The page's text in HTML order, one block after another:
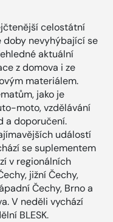
celostátní
doby nevyhýbající se
aktuální
z domova i ze
materiálem.
jako je
moto, vzdělávání
a doporučení.
událostí
se suplementem
v regionálních
jižní Čechy,
Čechy, Brno a
V neděli vychází
BLESK.